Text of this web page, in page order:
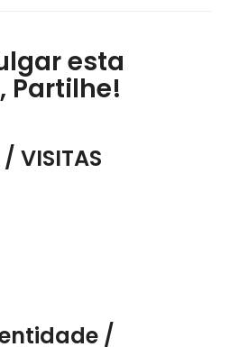
esta
Partilhe!
VISITAS
/